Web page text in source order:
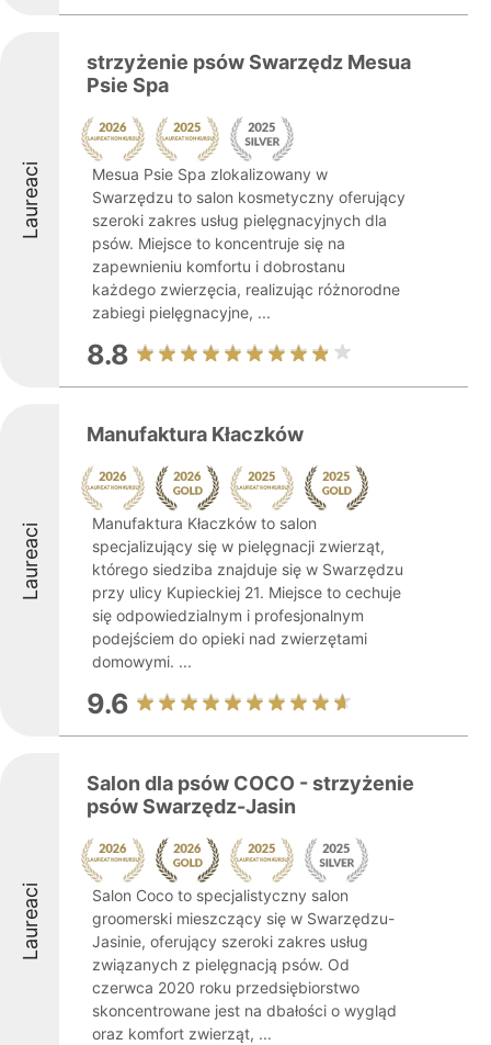
Laureaci
strzyżenie psów Swarzędz Mesua
Psie Spa
Mesua Psie Spa zlokalizowany w
Swarzędzu to salon kosmetyczny oferujący
szeroki zakres usług pielęgnacyjnych dla
psów. Miejsce to koncentruje się na
zapewnieniu komfortu i dobrostanu
każdego zwierzęcia, realizując różnorodne
zabiegi pielęgnacyjne, ...
8.8
Laureaci
Manufaktura Kłaczków
Manufaktura Kłaczków to salon
specjalizujący się w pielęgnacji zwierząt,
którego siedziba znajduje się w Swarzędzu
przy ulicy Kupieckiej 21. Miejsce to cechuje
się odpowiedzialnym i profesjonalnym
podejściem do opieki nad zwierzętami
domowymi. ...
9.6
Laureaci
Salon dla psów COCO - strzyżenie
psów Swarzędz-Jasin
Salon Coco to specjalistyczny salon
groomerski mieszczący się w Swarzędzu-
Jasinie, oferujący szeroki zakres usług
związanych z pielęgnacją psów. Od
czerwca 2020 roku przedsiębiorstwo
skoncentrowane jest na dbałości o wygląd
oraz komfort zwierząt, ...